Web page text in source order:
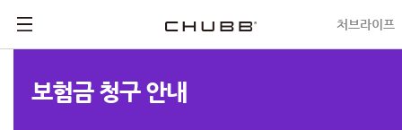
처브라이프
보험금 청구 안내